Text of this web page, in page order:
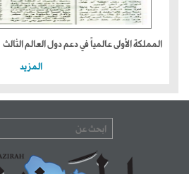
المملكة الأولى عالمياً في دعم دول العالم الثالث
المزيد